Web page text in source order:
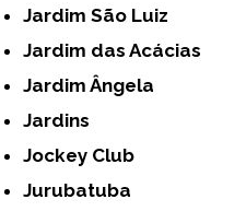
Jardim São Luiz
Jardim das Acácias
Jardim Ângela
Jardins
Jockey Club
Jurubatuba